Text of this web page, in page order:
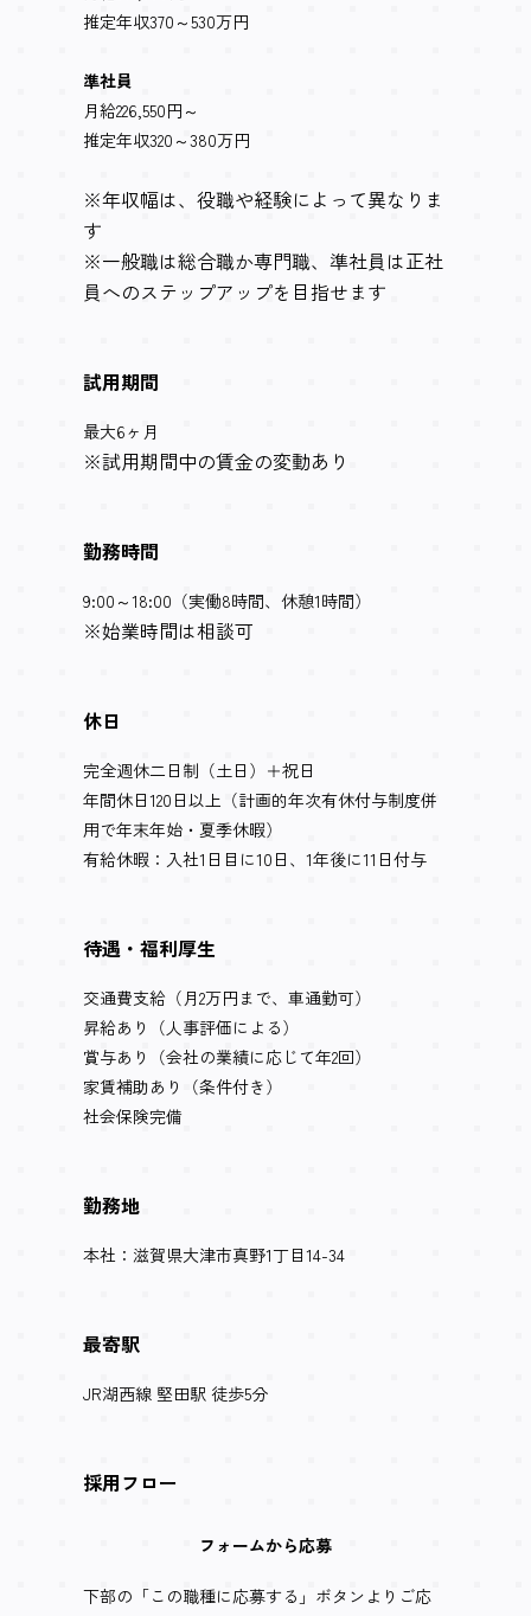
推定年収370～530万円
準社員
月給226,550円～
推定年収320～380万円
※年収幅は、役職や経験によって異なりま
す
※一般職は総合職か専門職、準社員は正社
員へのステップアップを目指せます
試用期間
最大6ヶ月
※試用期間中の賃金の変動あり
勤務時間
9:00～18:00（実働8時間、休憩1時間）
※始業時間は相談可
休日
完全週休二日制（土日）＋祝日
年間休日120日以上（計画的年次有休付与制度併
用で年末年始・夏季休暇）
有給休暇：入社1日目に10日、1年後に11日付与
待遇・福利厚生
交通費支給（月2万円まで、車通勤可）
昇給あり（人事評価による）
賞与あり（会社の業績に応じて年2回）
家賃補助あり（条件付き）
社会保険完備
勤務地
本社：滋賀県大津市真野1丁目14-34
最寄駅
JR湖西線 堅田駅 徒歩5分
採用フロー
フォームから応募
下部の「この職種に応募する」ボタンよりご応